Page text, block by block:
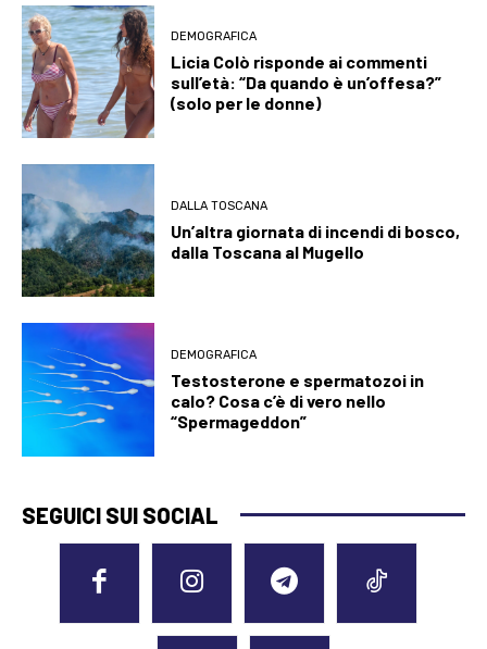
DEMOGRAFICA
Licia Colò risponde ai commenti
sull’età: “Da quando è un’offesa?”
(solo per le donne)
DALLA TOSCANA
Un’altra giornata di incendi di bosco,
dalla Toscana al Mugello
DEMOGRAFICA
Testosterone e spermatozoi in
calo? Cosa c’è di vero nello
“Spermageddon”
SEGUICI SUI SOCIAL